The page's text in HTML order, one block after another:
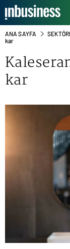
ANA SAYFA
kar
kar